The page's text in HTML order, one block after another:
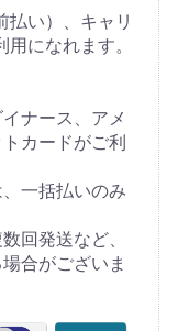
払い）、キャリ
になれます。
ナース、アメ
カードがご利
一括払いのみ
回発送など、
合がございま